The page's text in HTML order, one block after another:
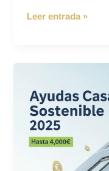
Casas
evolución
después
de
tu
reforma
eficiente
Leer entrada »